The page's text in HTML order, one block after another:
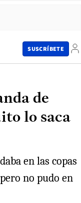
SUSCRÍBETE
de
lo saca
en las copas
no pudo en